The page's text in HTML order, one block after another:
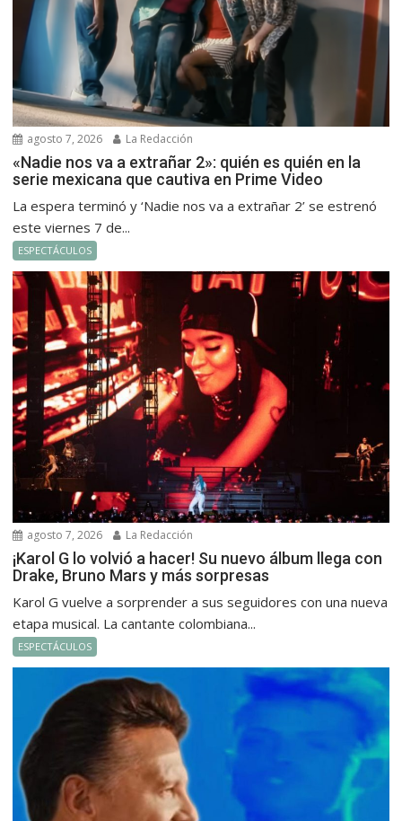
agosto 7, 2026 La Redacción
«Nadie nos va a extrañar 2»: quién es quién en la
serie mexicana que cautiva en Prime Video
La espera terminó y ‘Nadie nos va a extrañar 2’ se estrenó
este viernes 7 de...
ESPECTÁCULOS
agosto 7, 2026 La Redacción
¡Karol G lo volvió a hacer! Su nuevo álbum llega con
Drake, Bruno Mars y más sorpresas
Karol G vuelve a sorprender a sus seguidores con una nueva
etapa musical. La cantante colombiana...
ESPECTÁCULOS